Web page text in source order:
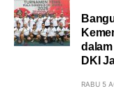
DKI
RABU 5